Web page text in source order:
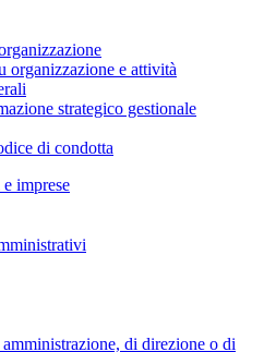
organizzazione e attività
strategico gestionale
di condotta
imprese
di direzione o di